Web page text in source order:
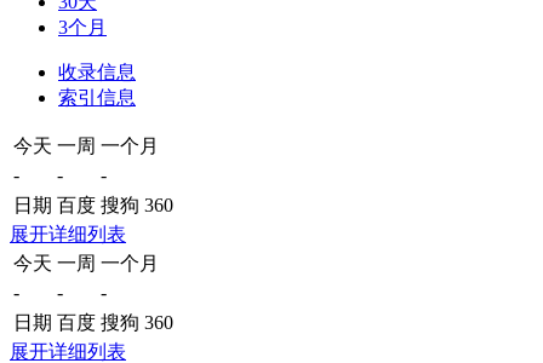
3个月
收录信息
索引信息
今天 一周 一个月
-
-
-
日期 百度 搜狗 360
展开详细列表
今天 一周 一个月
-
-
-
日期 百度 搜狗 360
展开详细列表